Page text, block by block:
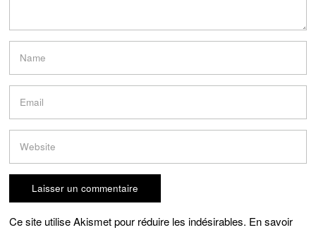
Ce site utilise Akismet pour réduire les indésirables. En savoir